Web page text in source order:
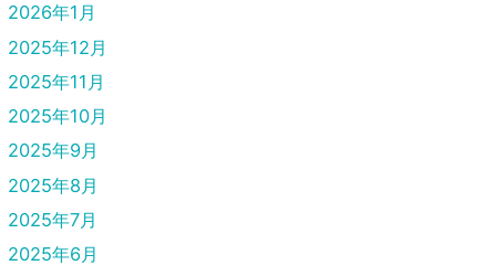
2026年1月
2025年12月
2025年11月
2025年10月
2025年9月
2025年8月
2025年7月
2025年6月